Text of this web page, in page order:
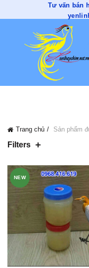
Tư vấn bán
Trang chủ Sản phẩm
Filters
NEW